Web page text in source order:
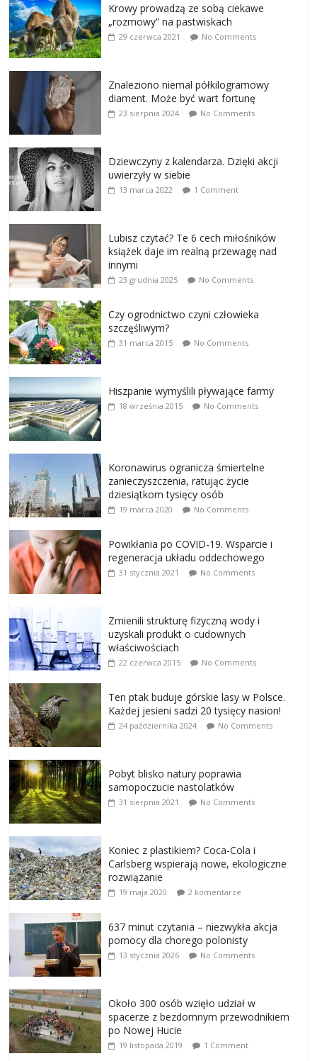
Krowy prowadzą ze sobą ciekawe
„rozmowy” na pastwiskach
29 czerwca 2021 No Comments
Znaleziono niemal półkilogramowy
diament. Może być wart fortunę
23 sierpnia 2024 No Comments
Dziewczyny z kalendarza. Dzięki akcji
uwierzyły w siebie
13 marca 2022 1 Comment
Lubisz czytać? Te 6 cech miłośników
książek daje im realną przewagę nad
innymi
23 grudnia 2025 No Comments
Czy ogrodnictwo czyni człowieka
szczęśliwym?
31 marca 2015 No Comments
Hiszpanie wymyślili pływające farmy
18 września 2015 No Comments
Koronawirus ogranicza śmiertelne
zanieczyszczenia, ratując życie
dziesiątkom tysięcy osób
19 marca 2020 No Comments
Powikłania po COVID-19. Wsparcie i
regeneracja układu oddechowego
31 stycznia 2021 No Comments
Zmienili strukturę fizyczną wody i
uzyskali produkt o cudownych
właściwościach
22 czerwca 2015 No Comments
Ten ptak buduje górskie lasy w Polsce.
Każdej jesieni sadzi 20 tysięcy nasion!
24 października 2024 No Comments
Pobyt blisko natury poprawia
samopoczucie nastolatków
31 sierpnia 2021 No Comments
Koniec z plastikiem? Coca-Cola i
Carlsberg wspierają nowe, ekologiczne
rozwiązanie
19 maja 2020 2 komentarze
637 minut czytania – niezwykła akcja
pomocy dla chorego polonisty
13 stycznia 2026 No Comments
Około 300 osób wzięło udział w
spacerze z bezdomnym przewodnikiem
po Nowej Hucie
19 listopada 2019 1 Comment